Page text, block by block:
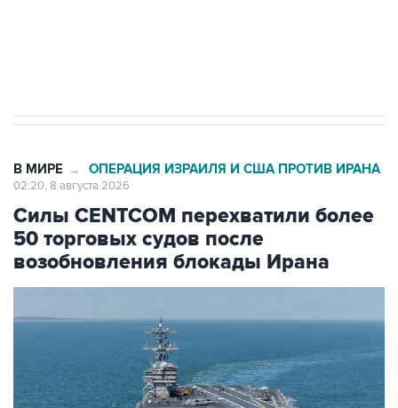
В МИРЕ → ОПЕРАЦИЯ ИЗРАИЛЯ И США ПРОТИВ ИРАНА
02:20, 8 августа 2026
Силы CENTCOM перехватили более
50 торговых судов после
возобновления блокады Ирана